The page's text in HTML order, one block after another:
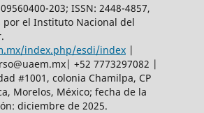
203; ISSN: 2448-4857,
por el Instituto Nacional del
index.php/esdi/index|
+52 7773297082 |
#1001, colonia Chamilpa, CP
Morelos, México; fecha de la
diciembre de 2025.